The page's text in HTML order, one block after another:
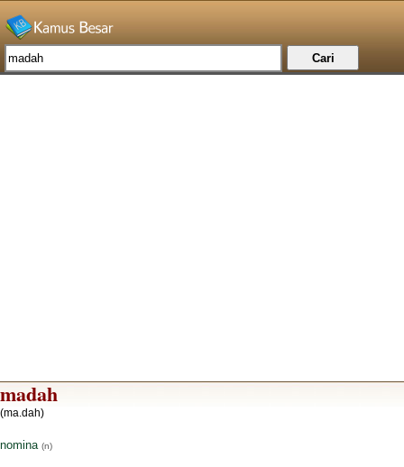
madah
(ma.dah)
nomina (n)